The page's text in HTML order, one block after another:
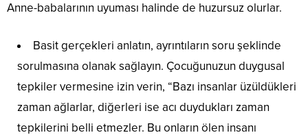
Anne-babalarının uyuması halinde de huzursuz olurlar.
Basit gerçekleri anlatın, ayrıntıların soru şeklinde
sorulmasına olanak sağlayın. Çocuğunuzun duygusal
tepkiler vermesine izin verin, “Bazı insanlar üzüldükleri
zaman ağlarlar, diğerleri ise acı duydukları zaman
tepkilerini belli etmezler. Bu onların ölen insanı